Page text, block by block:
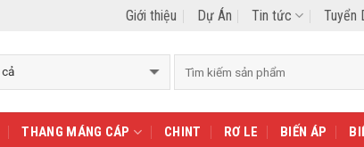
Giới thiệu Dự Án Tin tức Tuyển
THANG MÁNG CÁP CHINT RƠ LE BIẾN ÁP